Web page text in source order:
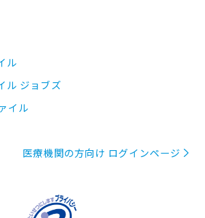
ル
ル ジョブズ
イル
医療機関の方向け ログインページ